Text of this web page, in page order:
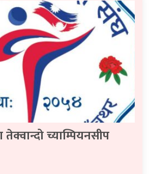
च्याम्पियनसीप